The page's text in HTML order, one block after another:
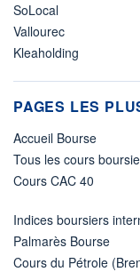
SoLocal
Vallourec
Kleaholding
PAGES LES
Accueil Bourse
Tous les cours
Cours CAC 40
Indices boursiers
Palmarès Bourse
Cours du Pétrole